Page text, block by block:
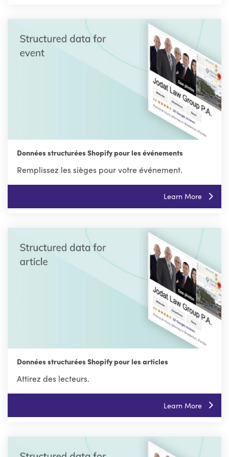
Données structurées Shopify pour les événements
Remplissez les sièges pour votre événement.
Learn More
Données structurées Shopify pour les articles
Attirez des lecteurs.
Learn More